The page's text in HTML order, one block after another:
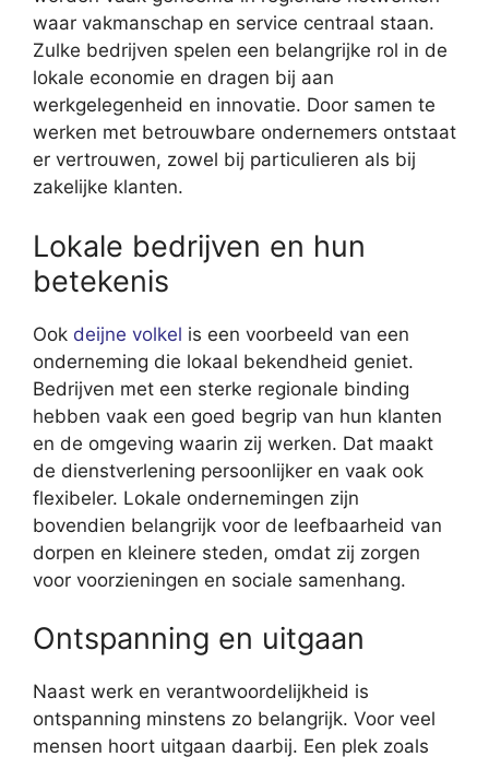
waar vakmanschap en service centraal staan.
Zulke bedrijven spelen een belangrijke rol in de
lokale economie en dragen bij aan
werkgelegenheid en innovatie. Door samen te
werken met betrouwbare ondernemers ontstaat
er vertrouwen, zowel bij particulieren als bij
zakelijke klanten.
Lokale bedrijven en hun
betekenis
Ook deijne volkel is een voorbeeld van een
onderneming die lokaal bekendheid geniet.
Bedrijven met een sterke regionale binding
hebben vaak een goed begrip van hun klanten
en de omgeving waarin zij werken. Dat maakt
de dienstverlening persoonlijker en vaak ook
flexibeler. Lokale ondernemingen zijn
bovendien belangrijk voor de leefbaarheid van
dorpen en kleinere steden, omdat zij zorgen
voor voorzieningen en sociale samenhang.
Ontspanning en uitgaan
Naast werk en verantwoordelijkheid is
ontspanning minstens zo belangrijk. Voor veel
mensen hoort uitgaan daarbij. Een plek zoals